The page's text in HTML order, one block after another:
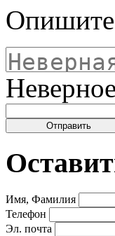
Имя, Фамилия
Телефон
Эл. почта